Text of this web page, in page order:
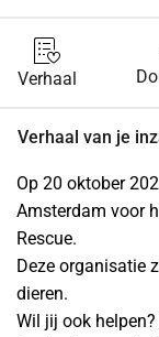
Verhaal
Verhaal van je
Op 20 oktober
Amsterdam voor
Rescue.
Deze organisatie
dieren.
Wil jij ook